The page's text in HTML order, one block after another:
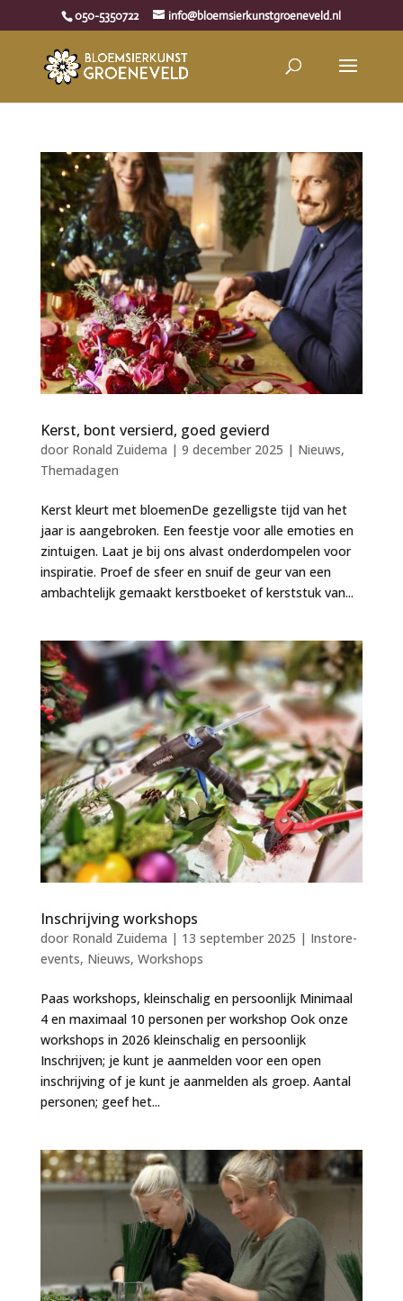
050-5350722 info@bloemsierkunstgroeneveld.nl
Kerst, bont versierd, goed gevierd
door Ronald Zuidema | 9 december 2025 | Nieuws,
Themadagen
Kerst kleurt met bloemenDe gezelligste tijd van het
jaar is aangebroken. Een feestje voor alle emoties en
zintuigen. Laat je bij ons alvast onderdompelen voor
inspiratie. Proef de sfeer en snuif de geur van een
ambachtelijk gemaakt kerstboeket of kerststuk van...
Inschrijving workshops
door Ronald Zuidema | 13 september 2025 | Instore-
events, Nieuws, Workshops
Paas workshops, kleinschalig en persoonlijk Minimaal
4 en maximaal 10 personen per workshop Ook onze
workshops in 2026 kleinschalig en persoonlijk
Inschrijven; je kunt je aanmelden voor een open
inschrijving of je kunt je aanmelden als groep. Aantal
personen; geef het...